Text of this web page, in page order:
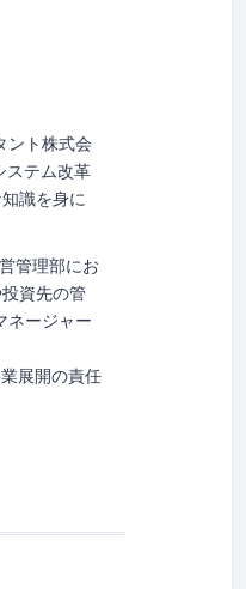
ント株式会
ステム改革
識を身に
管理部にお
資先の管
ネージャー
展開の責任